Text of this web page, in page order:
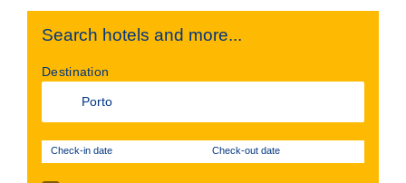
Search hotels and more...
Destination
Check-in date Check-out date